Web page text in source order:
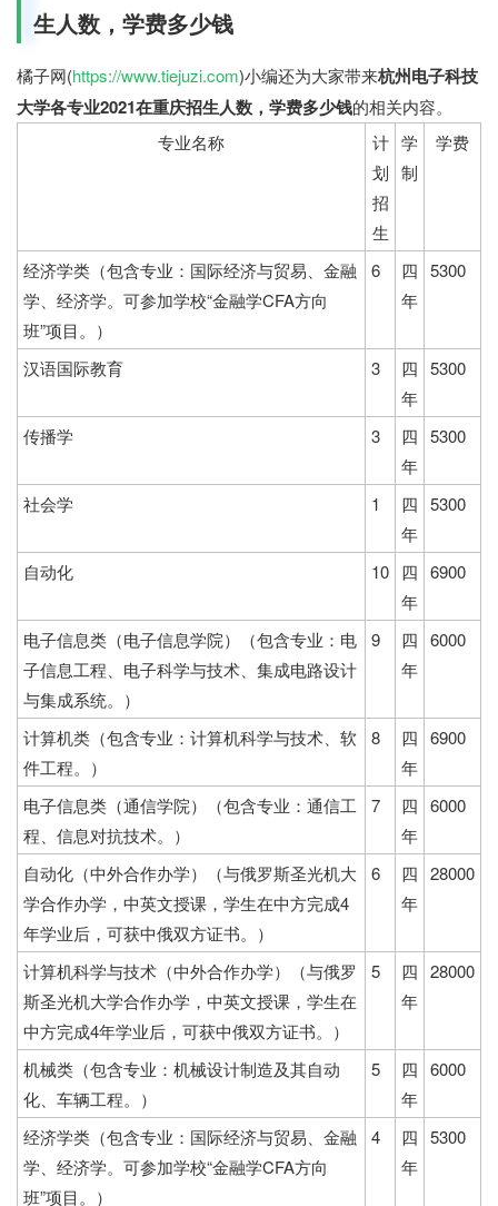
生人数，学费多少钱
橘子网(https://www.tiejuzi.com)小编还为大家带来杭州电子科技
大学各专业2021在重庆招生人数，学费多少钱的相关内容。
专业名称
计
划
招
生
学
制
学费
经济学类（包含专业：国际经济与贸易、金融
学、经济学。可参加学校“金融学CFA方向
班”项目。）
6
四
年
5300
汉语国际教育 3
四
年
5300
传播学 3
四
年
5300
社会学 1
四
年
5300
自动化 10 四
年
6900
电子信息类（电子信息学院）（包含专业：电
子信息工程、电子科学与技术、集成电路设计
与集成系统。）
9
四
年
6000
计算机类（包含专业：计算机科学与技术、软
件工程。）
8
四
年
6900
电子信息类（通信学院）（包含专业：通信工
程、信息对抗技术。）
7
四
年
6000
自动化（中外合作办学）（与俄罗斯圣光机大
学合作办学，中英文授课，学生在中方完成4
年学业后，可获中俄双方证书。）
6
四
年
28000
计算机科学与技术（中外合作办学）（与俄罗
斯圣光机大学合作办学，中英文授课，学生在
中方完成4年学业后，可获中俄双方证书。）
5
四
年
28000
机械类（包含专业：机械设计制造及其自动
化、车辆工程。）
5
四
年
6000
经济学类（包含专业：国际经济与贸易、金融
学、经济学。可参加学校“金融学CFA方向
班”项目。）
4
四
年
5300